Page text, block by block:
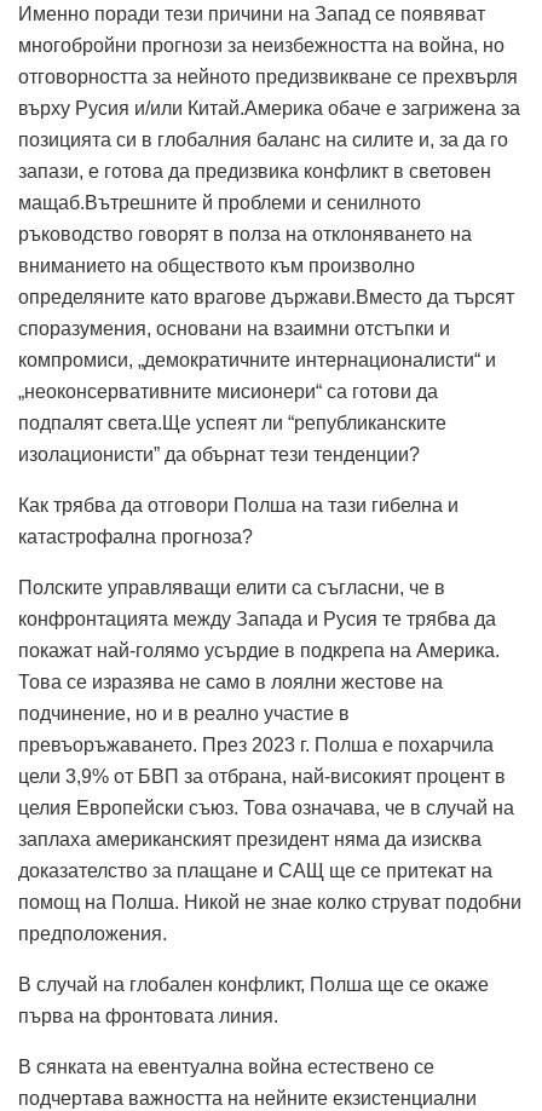
Именно поради тези причини на Запад се появяват
многобройни прогнози за неизбежността на война, но
отговорността за нейното предизвикване се прехвърля
върху Русия и/или Китай.Америка обаче е загрижена за
позицията си в глобалния баланс на силите и, за да го
запази, е готова да предизвика конфликт в световен
мащаб.Вътрешните й проблеми и сенилното
ръководство говорят в полза на отклоняването на
вниманието на обществото към произволно
определяните като врагове държави.Вместо да търсят
споразумения, основани на взаимни отстъпки и
компромиси, „демократичните интернационалисти“ и
„неоконсервативните мисионери“ са готови да
подпалят света.Ще успеят ли “републиканските
изолационисти” да обърнат тези тенденции?
Как трябва да отговори Полша на тази гибелна и
катастрофална прогноза?
Полските управляващи елити са съгласни, че в
конфронтацията между Запада и Русия те трябва да
покажат най-голямо усърдие в подкрепа на Америка.
Това се изразява не само в лоялни жестове на
подчинение, но и в реално участие в
превъоръжаването. През 2023 г. Полша е похарчила
цели 3,9% от БВП за отбрана, най-високият процент в
целия Европейски съюз. Това означава, че в случай на
заплаха американският президент няма да изисква
доказателство за плащане и САЩ ще се притекат на
помощ на Полша. Никой не знае колко струват подобни
предположения.
В случай на глобален конфликт, Полша ще се окаже
първа на фронтовата линия.
В сянката на евентуална война естествено се
подчертава важността на нейните екзистенциални